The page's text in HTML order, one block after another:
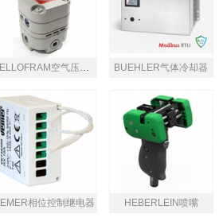
BELLOFRAM空气压力调节器 BUEHLER气体冷却器
相位控制继电器 HEBERLEIN喷嘴